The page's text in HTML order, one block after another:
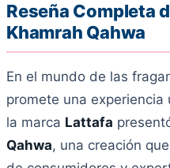
Reseña Completa
Khamrah Qahwa
En el mundo de las
promete una experiencia
la marca Lattafa
Qahwa, una creación